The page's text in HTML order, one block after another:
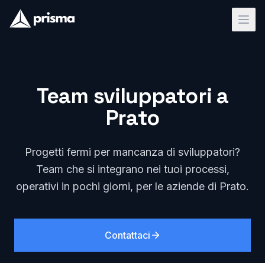
Team sviluppatori a
Prato
Progetti fermi per mancanza di sviluppatori?
Team che si integrano nei tuoi processi,
operativi in pochi giorni, per le aziende di Prato.
Contattaci